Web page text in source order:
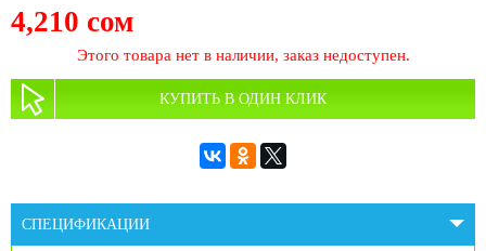
4,210 сом
Этого товара нет в наличии, заказ недоступен.
КУПИТЬ В ОДИН КЛИК
СПЕЦИФИКАЦИИ